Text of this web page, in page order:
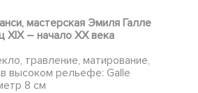
мастерская Эмиля Галле
XIX – начало ХХ века
травление, матирование,
высоком рельефе: Galle
8 см